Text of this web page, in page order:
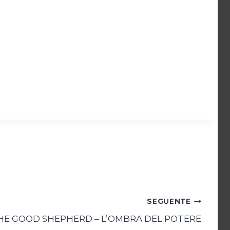
SEGUENTE
GOOD SHEPHERD – L’OMBRA DEL POTERE